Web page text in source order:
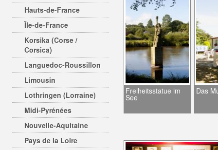
Hauts-de-France
Île-de-France
Korsika (Corse /
Corsica)
Languedoc-Roussillon
Limousin
Lothringen (Lorraine)
Midi-Pyrénées
Nouvelle-Aquitaine
Pays de la Loire
Freiheitsstatue im
See
Das